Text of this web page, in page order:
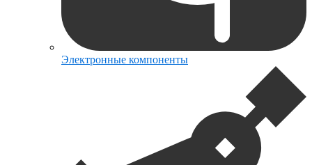
Электронные компоненты